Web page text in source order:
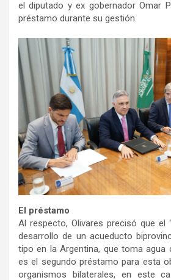
el diputado y ex gobernador Omar
préstamo durante su gestión.
El préstamo
Al respecto, Olivares precisó que el
desarrollo de un acueducto
tipo en la Argentina, que toma agua
es el segundo préstamo para esta
organismos bilaterales, en este